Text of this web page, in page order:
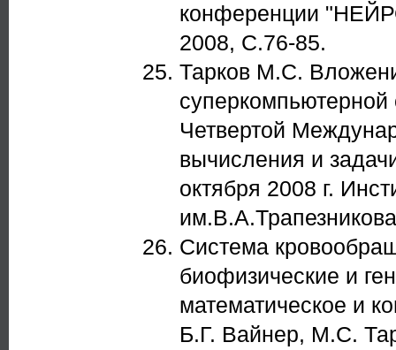
конференции
2008, С.76-85.
Тарков М.С.
Четвертой
вычисления и
октября 2008 г.
Система
биофизические и
математическое и
Б.Г. Вайнер, М.С.